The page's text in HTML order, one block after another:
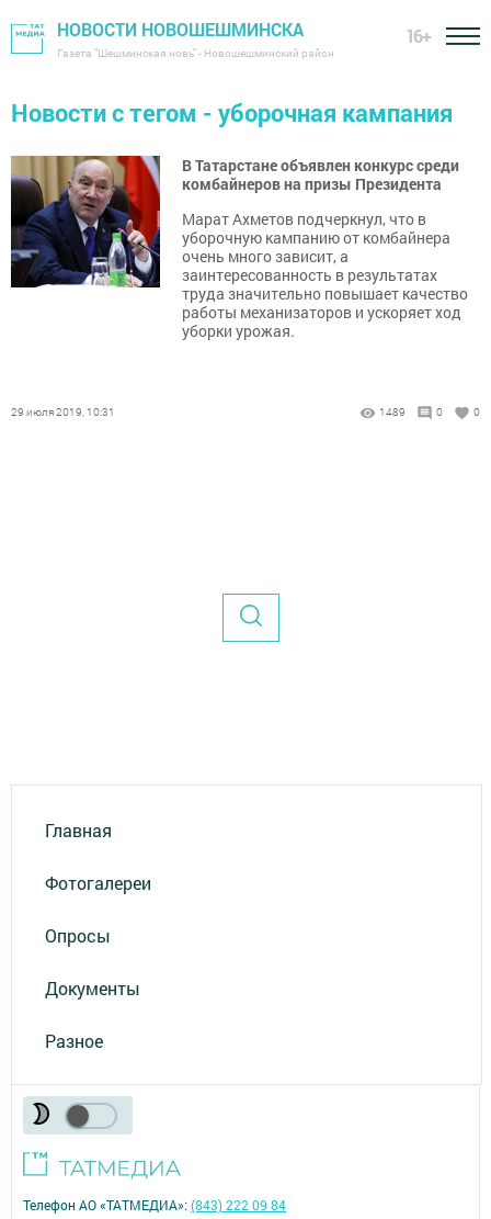
НОВОСТИ НОВОШЕШМИНСКА
Газета "Шешминская новь" - Новошешминский район
16+
Новости с тегом - уборочная кампания
В Татарстане объявлен конкурс среди
комбайнеров на призы Президента
Марат Ахметов подчеркнул, что в
уборочную кампанию от комбайнера
очень много зависит, а
заинтересованность в результатах
труда значительно повышает качество
работы механизаторов и ускоряет ход
уборки урожая.
29 июля 2019, 10:31 1489 0 0
Главная
Фотогалереи
Опросы
Документы
Разное
Телефон АО «ТАТМЕДИА»:(843) 222 09 84